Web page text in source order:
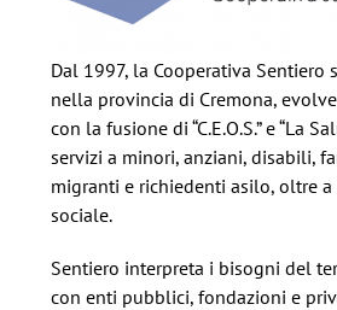
Dal 1997, la Cooperativa Sentiero
nella provincia di Cremona,
con la fusione di “C.E.O.S.” e “La
servizi a minori, anziani, disabili,
migranti e richiedenti asilo, oltre
sociale.
Sentiero interpreta i bisogni del
con enti pubblici, fondazioni e